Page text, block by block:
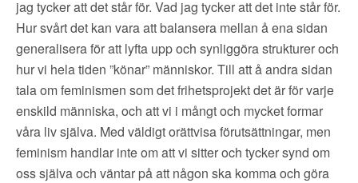
jag tycker att det står för. Vad jag tycker att det inte står för.
Hur svårt det kan vara att balansera mellan å ena sidan
generalisera för att lyfta upp och synliggöra strukturer och
hur vi hela tiden ”könar” människor. Till att å andra sidan
tala om feminismen som det frihetsprojekt det är för varje
enskild människa, och att vi i mångt och mycket formar
våra liv själva. Med väldigt orättvisa förutsättningar, men
feminism handlar inte om att vi sitter och tycker synd om
oss själva och väntar på att någon ska komma och göra